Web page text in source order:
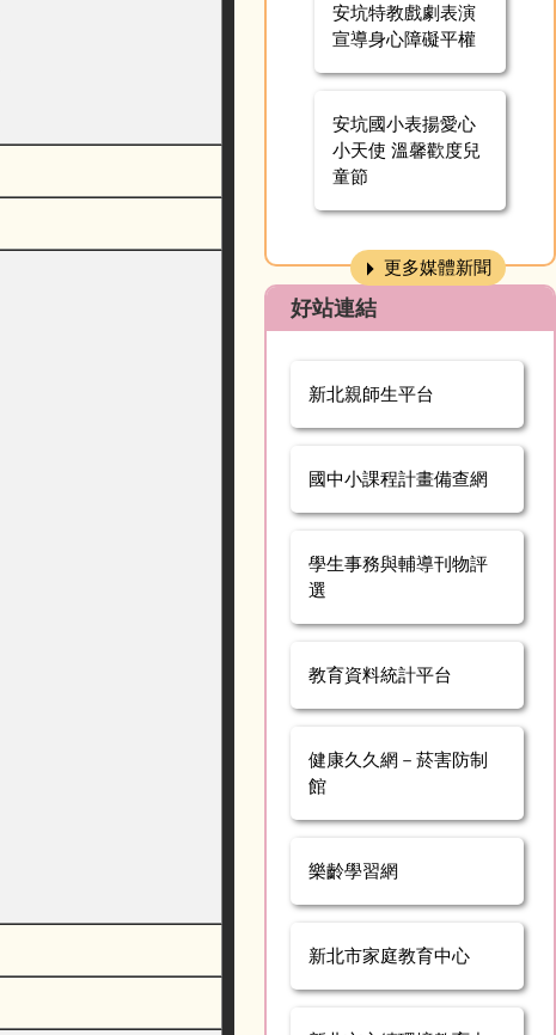
安坑特教戲劇表演
宣導身心障礙平權
安坑國小表揚愛心
小天使 溫馨歡度兒
童節
更多媒體新聞
好站連結
新北親師生平台
國中小課程計畫備查網
學生事務與輔導刊物評
選
教育資料統計平台
健康久久網－菸害防制
館
樂齡學習網
新北市家庭教育中心